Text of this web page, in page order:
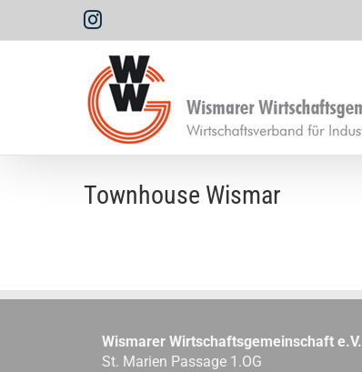
Instagram
Townhouse Wismar
Wismarer Wirtschaftsgemeinschaft e.V.
St. Marien Passage 1.OG